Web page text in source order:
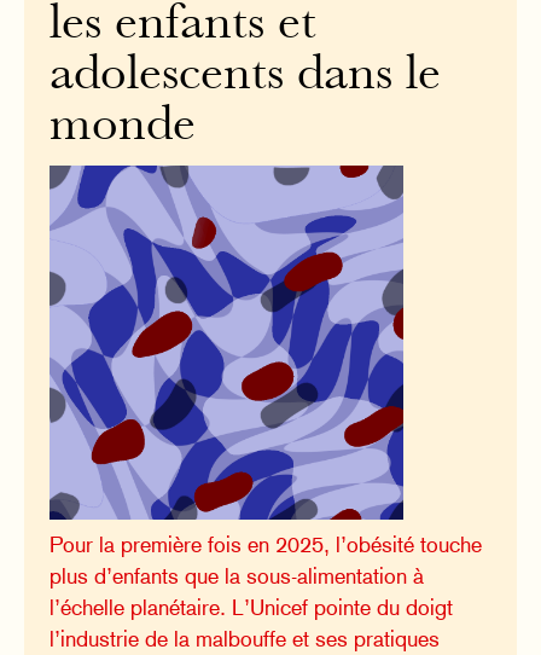
les enfants et
adolescents dans le
monde
Pour la première fois en 2025, l’obésité touche
plus d’enfants que la sous-alimentation à
l’échelle planétaire. L’Unicef pointe du doigt
l’industrie de la malbouffe et ses pratiques